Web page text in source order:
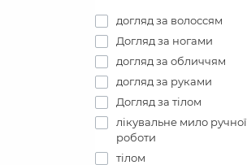
догляд за волоссям
Догляд за ногами
догляд за обличчям
догляд за руками
Догляд за тілом
лікувальне мило ручної
роботи
тілом